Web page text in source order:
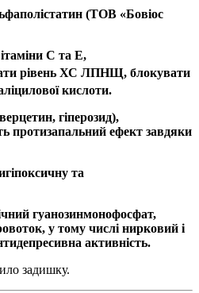
(ТОВ «Бовіос
С та Е,
рівень ХС ЛПНЩ, блокувати
кислоти.
гіперозид),
протизапальний ефект завдяки
та
гуанозинмонофосфат,
у тому числі нирковий і
активність.
задишку.